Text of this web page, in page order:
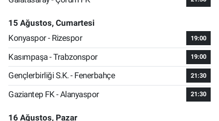
15 Ağustos, Cumartesi
Konyaspor - Rizespor
19:00
Kasımpaşa - Trabzonspor 19:00
Gençlerbirliği S.K. - Fenerbahçe 21:30
Gaziantep FK - Alanyaspor 21:30
16 Ağustos, Pazar